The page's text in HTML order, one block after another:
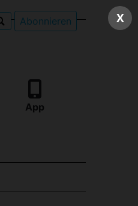
Abonnieren
App
X